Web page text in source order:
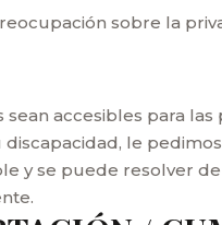
sobre la
accesibles para
le
y se puede resolver